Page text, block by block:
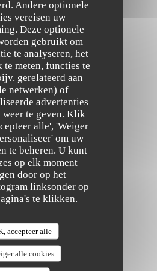
Andere optionele
vereisen uw
Deze optionele
gebruikt om
te analyseren, het
te meten, functies te
gerelateerd aan
netwerken) of
advertenties
te geven. Klik
alle', 'Weiger
om uw
te beheren. U kunt
op elk moment
door op het
linksonder op
te klikken.
accepteer alle
alle cookies
Kitchen